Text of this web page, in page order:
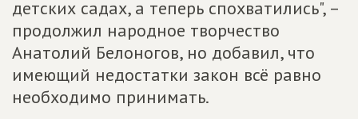
детских садах, а теперь спохватились", –
продолжил народное творчество
Анатолий Белоногов, но добавил, что
имеющий недостатки закон всё равно
необходимо принимать.